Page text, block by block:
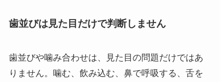
歯並びは見た目だけで判断しません
歯並びや噛み合わせは、見た目の問題だけではあ
りません。噛む、飲み込む、鼻で呼吸する、舌を